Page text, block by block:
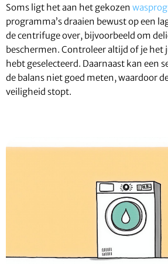
Soms ligt het aan het gekozen
programma’s draaien bewust op een
de centrifuge over, bijvoorbeeld om
beschermen. Controleer altijd of je het
hebt geselecteerd. Daarnaast kan een
de balans niet goed meten, waardoor
veiligheid stopt.